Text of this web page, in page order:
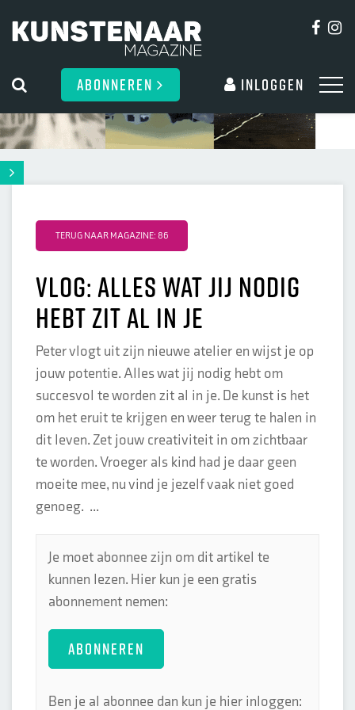
ABONNEREN Inloggen
TERUG NAAR MAGAZINE: 86
Vlog: Alles wat jij nodig
hebt zit al in je
Peter vlogt uit zijn nieuwe atelier en wijst je op
jouw potentie. Alles wat jij nodig hebt om
succesvol te worden zit al in je. De kunst is het
om het eruit te krijgen en weer terug te halen in
dit leven. Zet jouw creativiteit in om zichtbaar
te worden. Vroeger als kind had je daar geen
moeite mee, nu vind je jezelf vaak niet goed
genoeg. ...
Je moet abonnee zijn om dit artikel te
kunnen lezen. Hier kun je een gratis
abonnement nemen:
ABONNEREN
Ben je al abonnee dan kun je hier inloggen: